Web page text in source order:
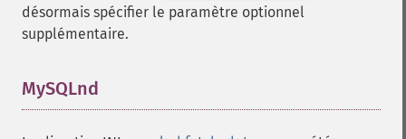
désormais spécifier le paramètre optionnel
supplémentaire.
MySQLnd